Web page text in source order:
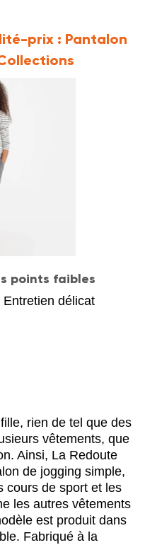
prix : Pantalon
points faibles
Entretien délicat
rien de tel que des
vêtements, que
Ainsi, La Redoute
de jogging simple,
cours de sport et les
les autres vêtements
est produit dans
Fabriqué à la